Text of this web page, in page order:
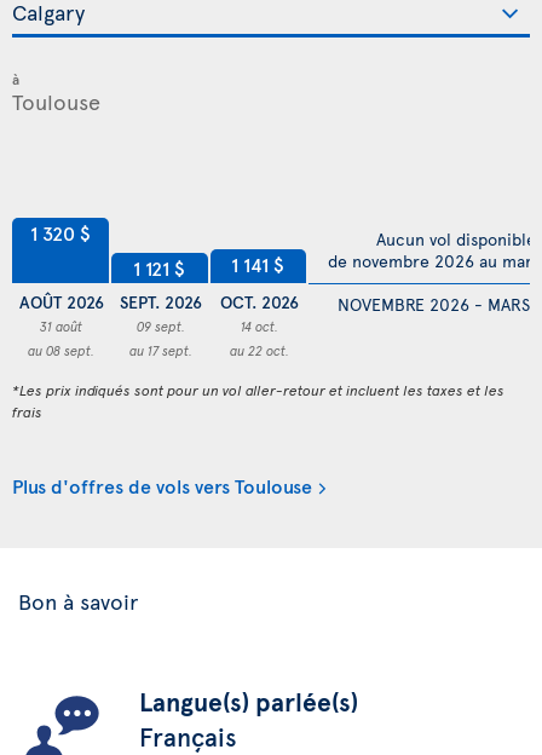
à
1 320 $
AOÛT 2026
31 août
au 08 sept.
1 121 $
SEPT. 2026
09 sept.
au 17 sept.
1 141 $
OCT. 2026
14 oct.
au 22 oct.
NOVEMBRE 2026 - MARS
Aucun vol disponible
de novembre 2026 au
*Les prix indiqués sont pour un vol aller-retour et incluent les taxes et les
frais
Plus d'offres de vols vers Toulouse
Bon à savoir
Langue(s) parlée(s)
Français